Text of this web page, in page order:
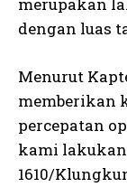
dengan luas
Menurut
memberikan
percepatan
kami
1610/